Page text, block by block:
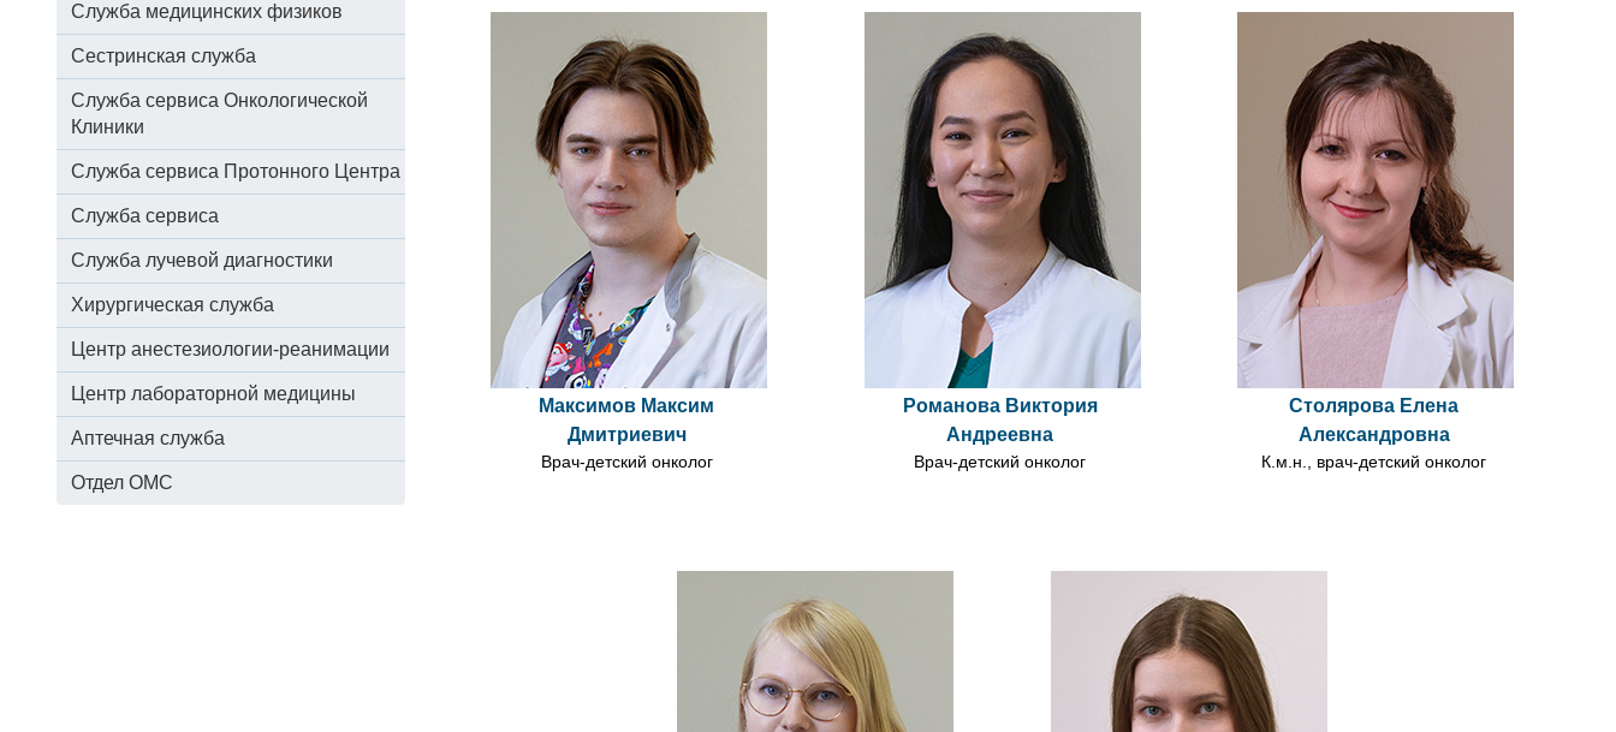
Служба медицинских физиков
Сестринская служба
Служба сервиса Онкологической
Клиники
Служба сервиса Протонного Центра
Служба сервиса
Служба лучевой диагностики
Хирургическая служба
Центр анестезиологии-реанимации
Центр лабораторной медицины
Аптечная служба
Отдел ОМС
Максимов Максим
Дмитриевич
Врач-детский онколог
Романова Виктория
Андреевна
Врач-детский онколог
Столярова Елена
Александровна
К.м.н., врач-детский онколог